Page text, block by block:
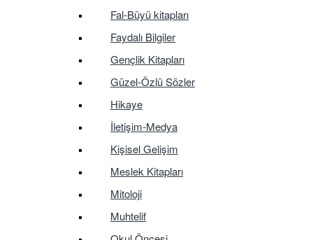
Fal-Büyü kitapları
Faydalı Bilgiler
Gençlik Kitapları
Güzel-Özlü Sözler
Hikaye
İletişim-Medya
Kişisel Gelişim
Meslek Kitapları
Mitoloji
Muhtelif